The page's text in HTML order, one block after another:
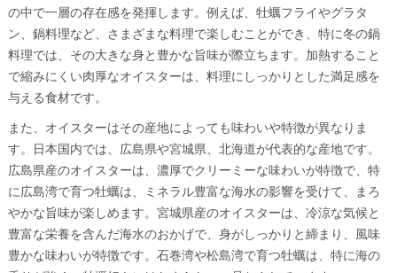
の中で一層の存在感を発揮します。例えば、牡蠣フライやグラタ
ン、鍋料理など、さまざまな料理で楽しむことができ、特に冬の鍋
料理では、その大きな身と豊かな旨味が際立ちます。加熱すること
で縮みにくい肉厚なオイスターは、料理にしっかりとした満足感を
与える食材です。
また、オイスターはその産地によっても味わいや特徴が異なりま
す。日本国内では、広島県や宮城県、北海道が代表的な産地です。
広島県産のオイスターは、濃厚でクリーミーな味わいが特徴で、特
に広島湾で育つ牡蠣は、ミネラル豊富な海水の影響を受けて、まろ
やかな旨味が楽しめます。宮城県産のオイスターは、冷涼な気候と
豊富な栄養を含んだ海水のおかげで、身がしっかりと締まり、風味
豊かな味わいが特徴です。石巻湾や松島湾で育つ牡蠣は、特に海の